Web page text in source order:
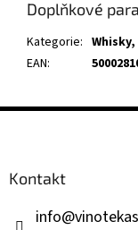
Doplňkové
Kategorie:
EAN:
Z
Kontakt
info@